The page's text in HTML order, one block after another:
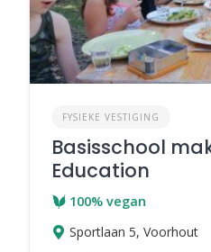
FYSIEKE VESTIGING
Basisschool
Education
100% vegan
Sportlaan 5, Voorhout